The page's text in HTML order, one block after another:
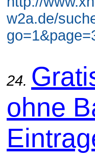
w2a.de/
24.
ohne